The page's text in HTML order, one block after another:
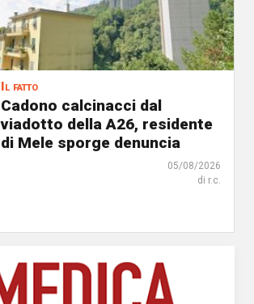
Il fatto
Cadono calcinacci dal
viadotto della A26, residente
di Mele sporge denuncia
05/08/2026
di r.c.